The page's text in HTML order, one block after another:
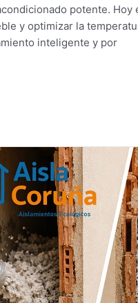
potente.
y optimizar la
inteligente y por